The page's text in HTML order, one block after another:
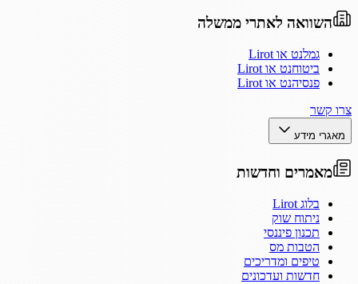
השוואה לאתרי ממשלה
גמלנט או Lirot
ביטוחנט או Lirot
פנסיהנט או Lirot
צרו קשר
מאגרי מידע
מאמרים וחדשות
בלוג Lirot
ניתוח שוק
תכנון פיננסי
הטבות מס
טיפים ומדריכים
חדשות ועדכונים